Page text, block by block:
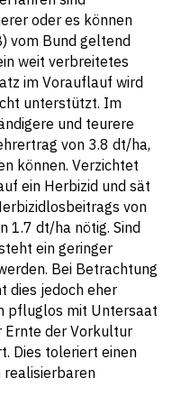
oder es können
vom Bund geltend
weit verbreitetes
im Vorauflauf wird
unterstützt. Im
und teurere
von 3.8 dt/ha,
können. Verzichtet
ein Herbizid und sät
von
1.7 dt/ha nötig. Sind
ein geringer
Bei Betrachtung
dies jedoch eher
pfluglos mit Untersaat
Ernte der Vorkultur
Dies toleriert einen
realisierbaren